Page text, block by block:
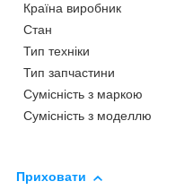
Країна виробник
Стан
Тип техніки
Тип запчастини
Сумісність з маркою
Сумісність з моделлю
Приховати